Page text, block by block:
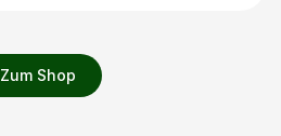
Zum Shop